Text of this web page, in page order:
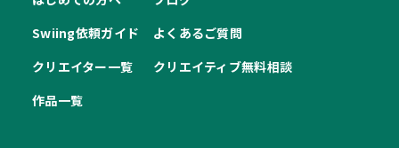
Swiing依頼ガイド
クリエイター一覧
作品一覧
よくあるご質問
クリエイティブ無料相談